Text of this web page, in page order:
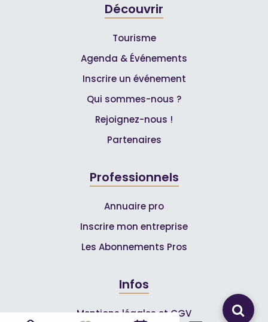
Découvrir
Tourisme
Agenda & Événements
Inscrire un événement
Qui sommes-nous ?
Rejoignez-nous !
Partenaires
Professionnels
Annuaire pro
Inscrire mon entreprise
Les Abonnements Pros
Infos
Mentions légales et CGV